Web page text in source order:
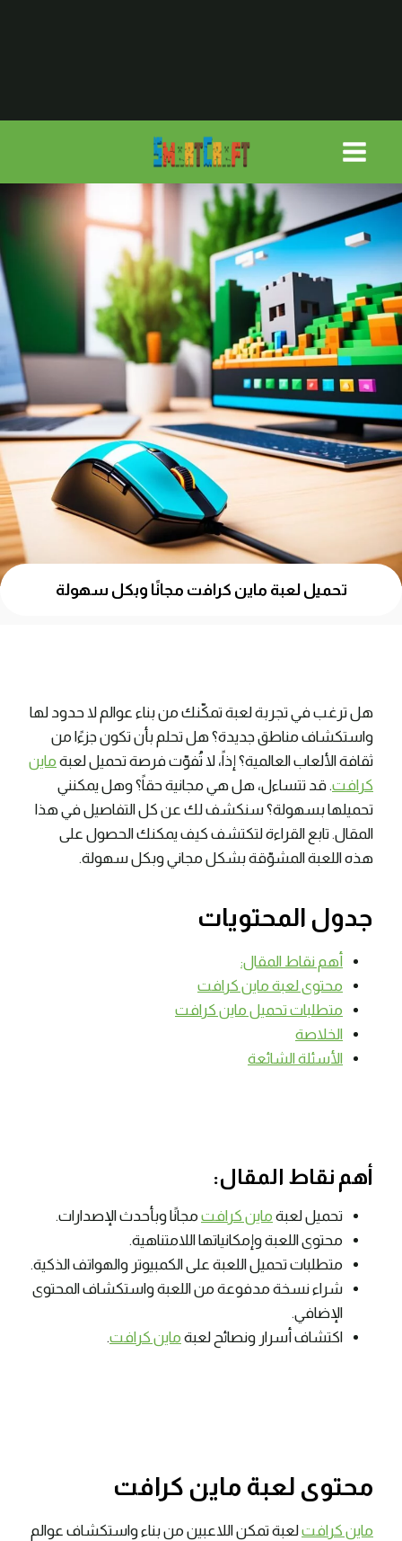
تحميل لعبة ماين كرافت مجانًا وبكل سهولة
هل ترغب في تجربة لعبة تمكّنك من بناء عوالم لا حدود لها
واستكشاف مناطق جديدة؟ هل تحلم بأن تكون جزءًا من
ثقافة الألعاب العالمية؟ إذاً، لا تُفوّت فرصة تحميل لعبة ماين
كرافت. قد تتساءل، هل هي مجانية حقاً؟ وهل يمكنني
تحميلها بسهولة؟ سنكشف لك عن كل التفاصيل في هذا
المقال. تابع القراءة لتكتشف كيف يمكنك الحصول على
هذه اللعبة المشوّقة بشكل مجاني وبكل سهولة.
جدول المحتويات
أهم نقاط المقال:
محتوى لعبة ماين كرافت
متطلبات تحميل ماين كرافت
الخلاصة
الأسئلة الشائعة
أهم نقاط المقال:
تحميل لعبة ماين كرافت مجانًا وبأحدث الإصدارات.
محتوى اللعبة وإمكانياتها اللامتناهية.
متطلبات تحميل اللعبة على الكمبيوتر والهواتف الذكية.
شراء نسخة مدفوعة من اللعبة واستكشاف المحتوى
الإضافي.
اكتشاف أسرار ونصائح لعبة ماين كرافت.
محتوى لعبة ماين كرافت
ماين كرافتلعبة تمكن اللاعبين من بناء واستكشاف عوالم